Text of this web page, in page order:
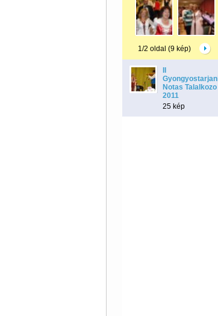
1/2 oldal (9 kép)
Gyongyostarjani
Notas Talalkozo
2011
25 kép